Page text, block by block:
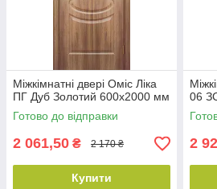
Міжкімнатні двері Оміс Ліка
ПГ Дуб Золотий 600х2000 мм
Готово до відправки
2 061,50 ₴ 2 170 ₴
Купити
06
2